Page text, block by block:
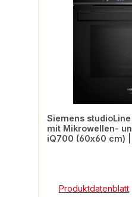
Siemens
mit Mikrowellen-
iQ700 (60x60 cm) |
Produktdatenblatt